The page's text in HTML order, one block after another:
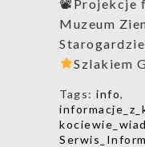
📽Projekcje
Muzeum
Szlakiem
Tags: info,